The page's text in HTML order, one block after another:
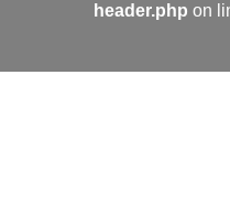
header.php on